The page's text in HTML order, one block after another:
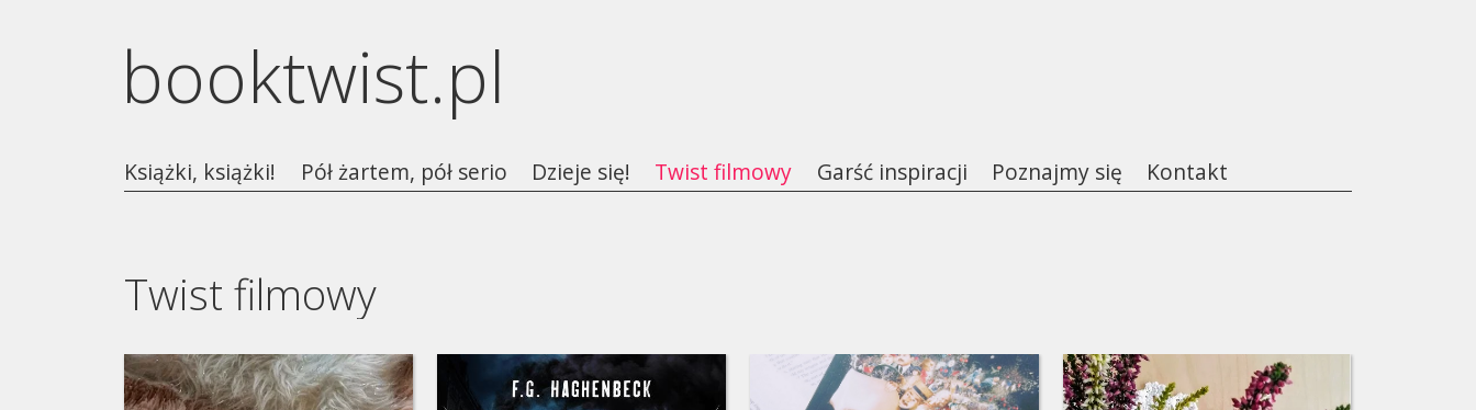
booktwist.pl
Książki, książki! Pół żartem, pół serio Dzieje się! Twist filmowy Garść inspiracji Poznajmy się Kontakt
Twist filmowy